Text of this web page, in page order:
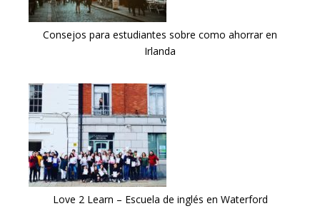
Consejos para estudiantes sobre como ahorrar en
Irlanda
Love 2 Learn – Escuela de inglés en Waterford